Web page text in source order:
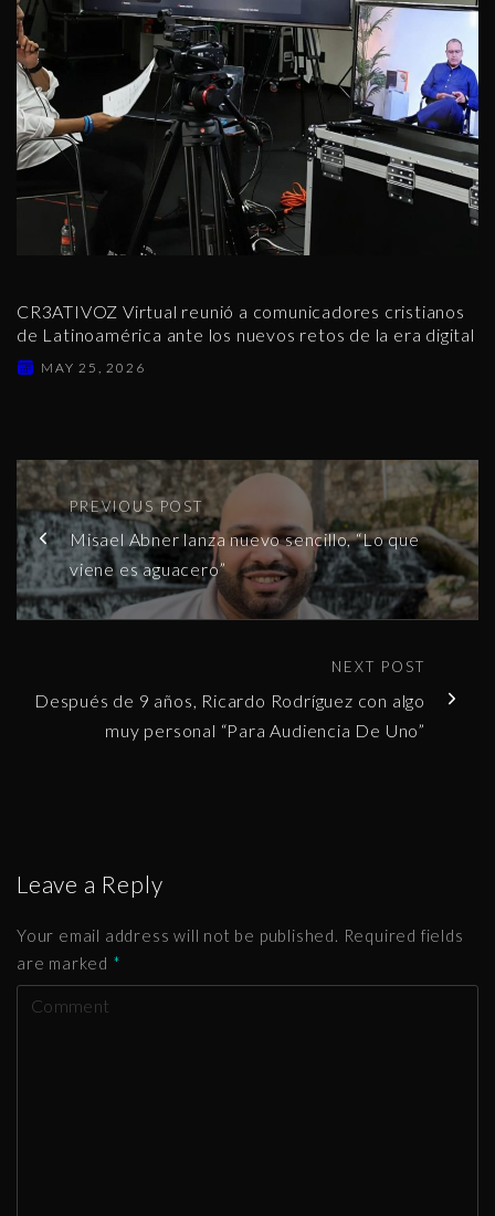
CR3ATIVOZ Virtual reunió a comunicadores cristianos
de Latinoamérica ante los nuevos retos de la era digital
MAY 25, 2026
PREVIOUS POST
Misael Abner lanza nuevo sencillo, “Lo que
viene es aguacero”
NEXT POST
Después de 9 años, Ricardo Rodríguez con algo
muy personal “Para Audiencia De Uno”
Leave a Reply
Your email address will not be published. Required fields
are marked *